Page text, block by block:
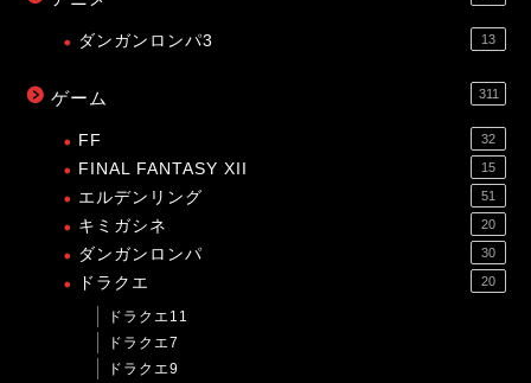
ダンガンロンパ3 13
ゲーム 311
FF 32
FINAL FANTASY XII 15
エルデンリング 51
キミガシネ 20
ダンガンロンパ 30
ドラクエ 20
ドラクエ11
ドラクエ7
ドラクエ9